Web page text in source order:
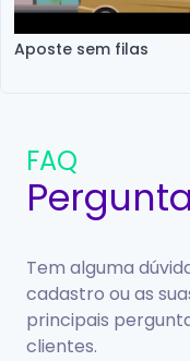
Aposte sem filas
FAQ
Tem alguma
cadastro ou as
principais
clientes.